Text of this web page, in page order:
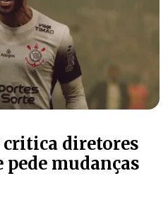
diretores
mudanças